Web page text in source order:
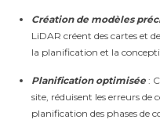
Création de modèles
LiDAR créent des cartes et
la planification et la
Planification optimisée :
site, réduisent les erreurs
planification des phases de